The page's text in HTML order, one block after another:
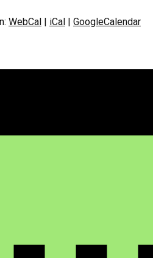
WebCal | iCal | GoogleCalendar